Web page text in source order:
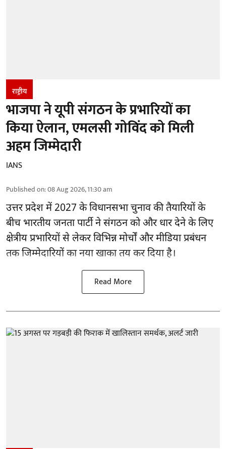
राष्ट्रीय
भाजपा ने यूपी संगठन के प्रभारियों का
किया ऐलान, एमलसी गोविंद को मिली
अहम जिम्मेदारी
IANS
Published on:08 Aug 2026, 11:30 am
उत्तर प्रदेश में 2027 के विधानसभा चुनाव की तैयारियों के
बीच भारतीय जनता पार्टी ने संगठन को और धार देने के लिए
क्षेत्रीय प्रभारियों से लेकर विभिन्न मोर्चों और मीडिया प्रबंधन
तक जिम्मेदारियों का नया खाका तय कर दिया है।
Read More